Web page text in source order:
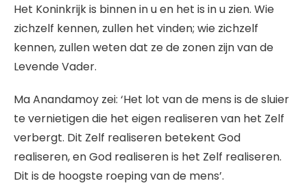
Het Koninkrijk is binnen in u en het is in u zien. Wie
zichzelf kennen, zullen het vinden; wie zichzelf
kennen, zullen weten dat ze de zonen zijn van de
Levende Vader.
Ma Anandamoy zei: ‘Het lot van de mens is de sluier
te vernietigen die het eigen realiseren van het Zelf
verbergt. Dit Zelf realiseren betekent God
realiseren, en God realiseren is het Zelf realiseren.
Dit is de hoogste roeping van de mens’.